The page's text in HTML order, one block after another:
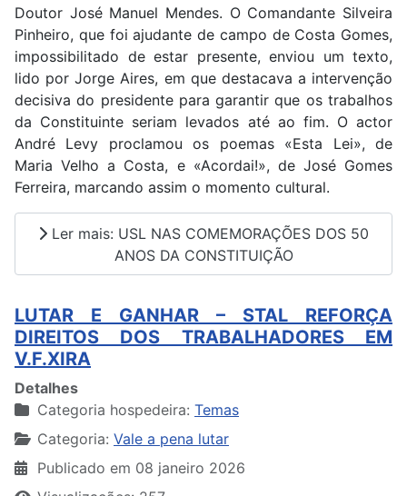
Doutor José Manuel Mendes. O Comandante Silveira
Pinheiro, que foi ajudante de campo de Costa Gomes,
impossibilitado de estar presente, enviou um texto,
lido por Jorge Aires, em que destacava a intervenção
decisiva do presidente para garantir que os trabalhos
da Constituinte seriam levados até ao fim. O actor
André Levy proclamou os poemas «Esta Lei», de
Maria Velho a Costa, e «Acordai!», de José Gomes
Ferreira, marcando assim o momento cultural.
Ler mais: USL NAS COMEMORAÇÕES DOS 50
ANOS DA CONSTITUIÇÃO
LUTAR E GANHAR – STAL REFORÇA
DIREITOS DOS TRABALHADORES EM
V.F.XIRA
Detalhes
Categoria hospedeira: Temas
Categoria: Vale a pena lutar
Publicado em 08 janeiro 2026